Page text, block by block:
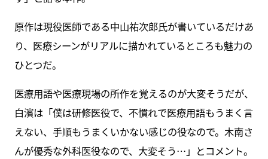
原作は現役医師である中山祐次郎氏が書いているだけあ
り、医療シーンがリアルに描かれているところも魅力の
ひとつだ。
医療用語や医療現場の所作を覚えるのが大変そうだが、
白濱は「僕は研修医役で、不慣れで医療用語もうまく言
えない、手順もうまくいかない感じの役なので。木南さ
んが優秀な外科医役なので、大変そう…」とコメント。